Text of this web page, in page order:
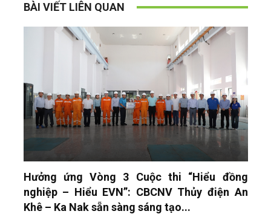
BÀI VIẾT LIÊN QUAN
Hưởng ứng Vòng 3 Cuộc thi “Hiểu đồng
nghiệp – Hiểu EVN”: CBCNV Thủy điện An
Khê – Ka Nak sẵn sàng sáng tạo...